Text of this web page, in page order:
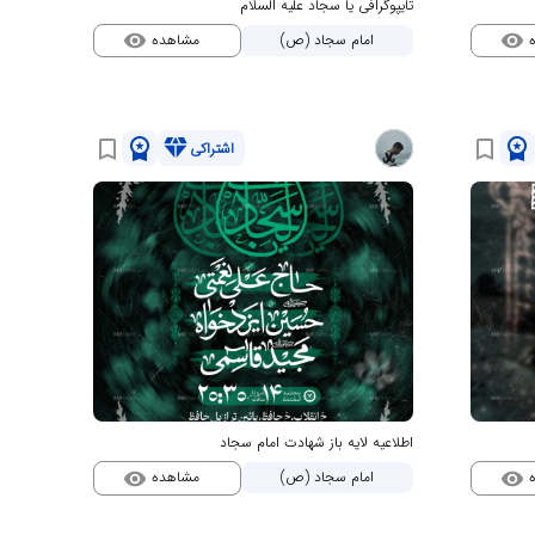
visibility
تایپوگرافی یا سجاد علیه السلام
امام سجاد (ص)
مشاهده visibility
workspace_premium
bookmark_border
visibility
اشتراکیdiamond
workspace_premium
bookmark_border
اطلاعیه لایه باز شهادت امام سجاد
امام سجاد (ص)
مشاهده visibility